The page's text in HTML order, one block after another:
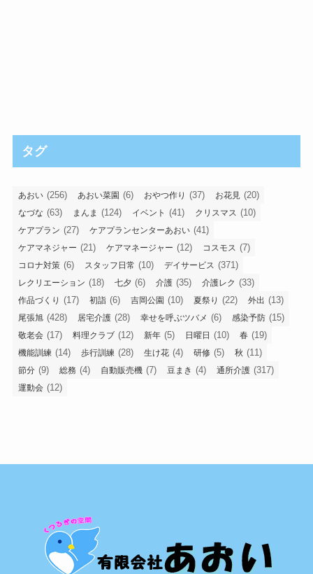
タグ
あおい (256) あおい菜園 (6) おやつ作り (37) お花見 (20)
なづな (63) まんま (124) イベント (41) クリスマス (10)
ケアプラン (27) ケアプランセンターあおい (41)
ケアマネジャー (21) ケアマネージャー (12) コスモス (7)
コロナ対策 (6) スタッフ日常 (10) デイサービス (371)
レクリエーション (18) 七夕 (6) 介護 (35) 介護レク (33)
作品づくり (17) 初詣 (6) 吉岡公園 (10) 夏祭り (22) 外出 (13)
尾張旭 (428) 居宅介護 (28) 幸せを呼ぶツバメ (6) 感染予防 (15)
敬老会 (17) 料理クラブ (12) 新年 (5) 日曜日 (10) 春 (19)
機能訓練 (14) 歩行訓練 (28) 生け花 (4) 研修 (5) 秋 (11)
節分 (9) 総務 (4) 自動販売機 (7) 豆まき (4) 通所介護 (317)
運動会 (12)